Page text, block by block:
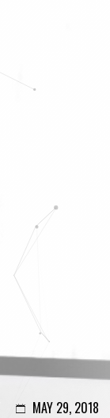
MAY 29, 2018